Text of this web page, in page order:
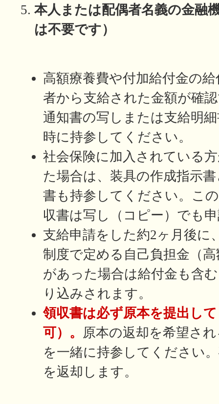
本人または配偶者名義の金融
は不要です）
高額療養費や付加給付金の
者から支給された金額が確
通知書の写しまたは支給明
時に持参してください。
社会保険に加入されている
た場合は、装具の作成指示
書も持参してください。こ
収書は写し（コピー）でも
支給申請をした約2ヶ月後に
制度で定める自己負担金（
があった場合は給付金も含
り込みされます。
領収書は必ず原本を提出し
可）。 原本の返却を希望さ
を一緒に持参してください
を返却します。